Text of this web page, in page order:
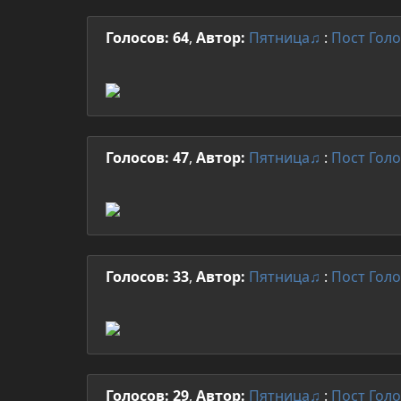
Голосов: 64, Автор: Пятница♫ : Пост
Голосов: 47, Автор: Пятница♫ : Пост
Голосов: 33, Автор: Пятница♫ : Пост
Голосов: 29, Автор: Пятница♫ : Пост